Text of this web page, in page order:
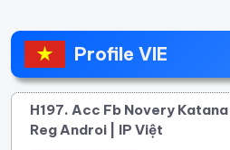
Profile VIE
H197. Acc Fb Novery Katana |
Reg Androi | IP Việt